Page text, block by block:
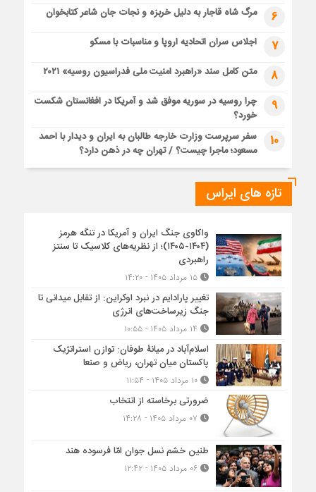
6 مرگ شاه قاجار به دلیل خربزه و نجات جان شاعر کتابخوان
7 اجلاس سران اتحادیه اروپا و مناسبات با مسکو
8 متن کامل سند «راهبرد امنیت ملی فدراسیون روسیه» ۲۰۲۱
9
چرا روسیه در سوریه موفق شد و آمریکا در افغانستان شکست
خورد؟
10
سفر سرپرست وزارت خارجه طالبان به ایران و دیدار با احمد
مسعود؛ ماجرا چیست؟ / تهران چه در ذهن دارد؟
تازه های ایراس
واکاوی جنگ ایران و آمریکا در تنگه هرمز
(۱۴۰۴-۱۴۰۵)؛ از نظریه‌های کلاسیک تا سنتز
راهبردی
۱۵ مرداد ۱۴۰۵ - ۱۴:۲۰
تغییر پارادایم در نبرد اوکراین: از تقابل میدانی تا
جنگ زیرساخت‌های انرژی
اسلام‌آباد در میانۀ طوفان: توازن استراتژیک
پاکستان میان تهران، ریاض و صنعا
۱۰ مرداد ۱۴۰۵ - ۱۱:۵۴
ضرورتی برخاسته از انتخاب
طنین خشم نسل جوان امّا فرسوده هند
۰۶ مرداد ۱۴۰۵ - ۱۲:۴۲